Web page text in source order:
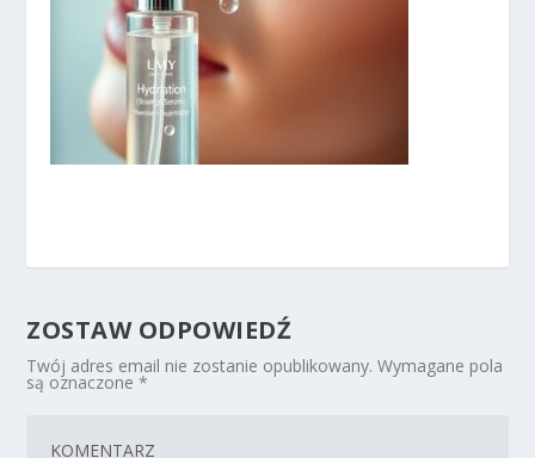
ZOSTAW ODPOWIEDŹ
Twój adres email nie zostanie opublikowany. Wymagane pola
są oznaczone*